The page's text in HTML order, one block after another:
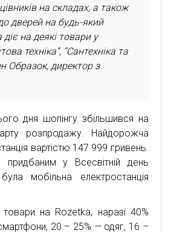
на складах, а також
дверей на будь-який
на деякі товари у
техніка”, “Сантехніка та
Образок, директор з
дня шопінгу збільшився на
розпродажу. Найдорожча
вартістю 147 999 гривень.
у Всесвітній день
мобільна електростанція
товари на Rozetka, наразі 40%
20 – 25% — одяг, 16 –